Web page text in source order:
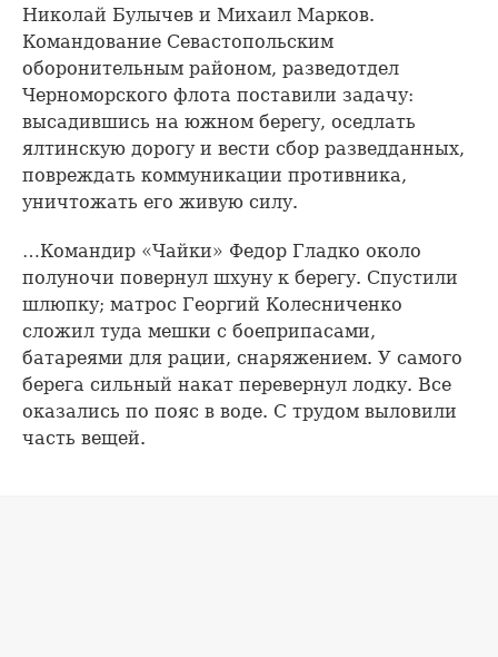
Николай Булычев и Михаил Марков.
Командование Севастопольским
оборонительным районом, разведотдел
Черноморского флота поставили задачу:
высадившись на южном берегу, оседлать
ялтинскую дорогу и вести сбор разведданных,
повреждать коммуникации противника,
уничтожать его живую силу.
…Командир «Чайки» Федор Гладко около
полуночи повернул шхуну к берегу. Спустили
шлюпку; матрос Георгий Колесниченко
сложил туда мешки с боеприпасами,
батареями для рации, снаряжением. У самого
берега сильный накат перевернул лодку. Все
оказались по пояс в воде. С трудом выловили
часть вещей.